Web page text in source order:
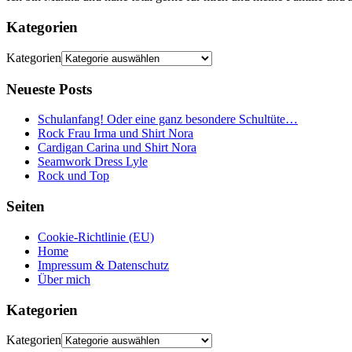
Kategorien
Kategorien
Neueste Posts
Schulanfang! Oder eine ganz besondere Schultüte…
Rock Frau Irma und Shirt Nora
Cardigan Carina und Shirt Nora
Seamwork Dress Lyle
Rock und Top
Seiten
Cookie-Richtlinie (EU)
Home
Impressum & Datenschutz
Über mich
Kategorien
Kategorien